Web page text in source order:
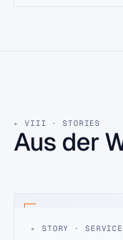
VIII · STORIES
Aus der
STORY · SERVICE